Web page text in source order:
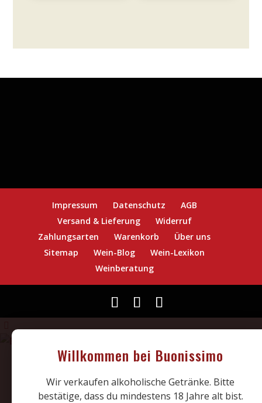
Impressum Datenschutz
AGB
Versand & Lieferung
Widerruf
Zahlungsarten
Warenkorb
Über uns
Sitemap
Wein-Blog
Wein-Lexikon
Weinberatung
Willkommen bei Buonissimo
Wir verkaufen alkoholische Getränke. Bitte
bestätige, dass du mindestens 18 Jahre alt bist.